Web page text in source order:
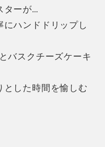
ターが…
ハンドドリップし
バスクチーズケーキ
とした時間を愉しむ